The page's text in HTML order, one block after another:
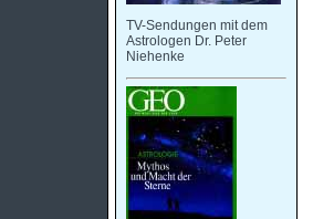
TV-Sendungen mit dem
Astrologen Dr. Peter
Niehenke